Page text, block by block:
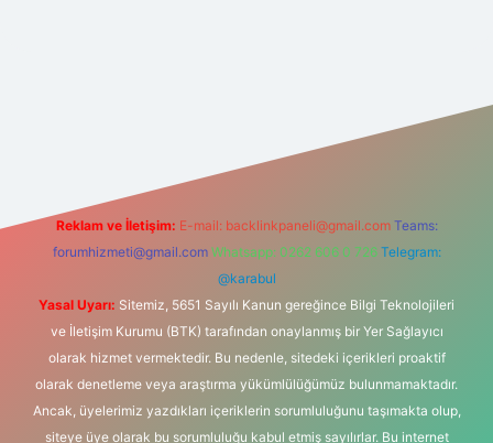
Reklam ve İletişim: E-mail: backlinkpaneli@gmail.com Teams:
forumhizmeti@gmail.com Whatsapp: 0262 606 0 726 Telegram:
@karabul
Yasal Uyarı: Sitemiz, 5651 Sayılı Kanun gereğince Bilgi Teknolojileri
ve İletişim Kurumu (BTK) tarafından onaylanmış bir Yer Sağlayıcı
olarak hizmet vermektedir. Bu nedenle, sitedeki içerikleri proaktif
olarak denetleme veya araştırma yükümlülüğümüz bulunmamaktadır.
Ancak, üyelerimiz yazdıkları içeriklerin sorumluluğunu taşımakta olup,
siteye üye olarak bu sorumluluğu kabul etmiş sayılırlar. Bu internet